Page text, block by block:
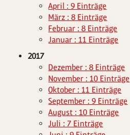
April : 9 Einträge
März : 8 Einträge
Februar : 8 Einträge
Januar : 11 Einträge
2017
Dezember : 8 Einträge
November : 10 Einträge
Oktober : 11 Einträge
September : 9 Einträge
August : 10 Einträge
Juli : 7 Einträge